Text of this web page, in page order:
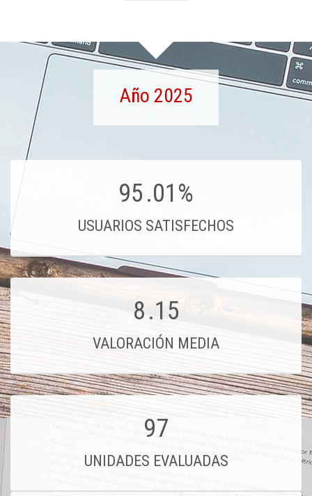
Año 2025
95.01%
USUARIOS SATISFECHOS
8.15
VALORACIÓN MEDIA
97
UNIDADES EVALUADAS